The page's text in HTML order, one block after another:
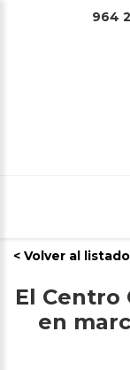
964
< Volver al listado
El Centro
en